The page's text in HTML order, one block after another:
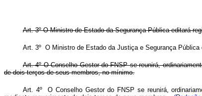
Art. 3º O Ministro de Estado da Segurança Pública editará
Art. 3º O Ministro de Estado da Justiça e Segurança
Art. 4º O Conselho Gestor do FNSP se reunirá,
de dois terços de seus membros, no mínimo.
Art. 4º O Conselho Gestor do FNSP se reunirá,